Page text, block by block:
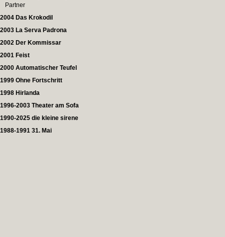
Partner
2004 Das Krokodil
2003 La Serva Padrona
2002 Der Kommissar
2001 Feist
2000 Automatischer Teufel
1999 Ohne Fortschritt
1998 Hirlanda
1996-2003 Theater am Sofa
1990-2025 die kleine sirene
1988-1991 31. Mai